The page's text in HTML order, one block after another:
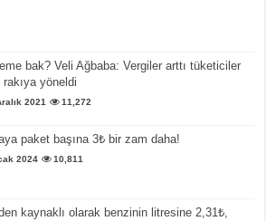
bak? Veli Ağbaba: Vergiler arttı tüketiciler
yöneldi
2021 11,272
paket başına 3₺ bir zam daha!
2024 10,811
kaynaklı olarak benzinin litresine 2,31₺,